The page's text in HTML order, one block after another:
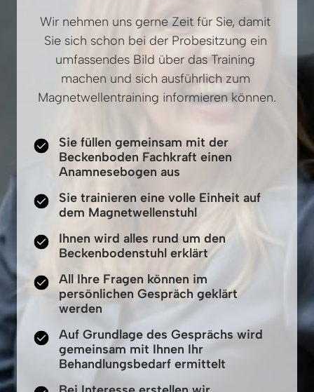
Wir nehmen uns gerne Zeit für Sie, damit
Sie sich schon bei der Probesitzung ein
umfassendes Bild über das Training
machen und sich ausführlich zum
Magnetwellentraining informieren können.
Sie füllen gemeinsam mit der
Beckenboden Fachkraft einen
Anamnesebogen aus
Sie trainieren eine volle Einheit auf
dem Magnetwellenstuhl
Ihnen wird alles rund um den
Beckenbodenstuhl erklärt
All Ihre Fragen können im
persönlichen Gespräch geklärt
werden
Auf Grundlage des Gesprächs wird
gemeinsam mit Ihnen Ihr
Behandlungsbedarf ermittelt